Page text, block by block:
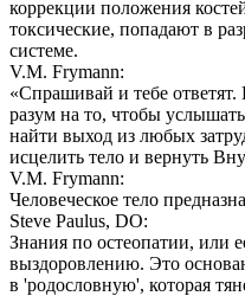
коррекции положения
токсические, попадают в
системе.
V.M. Frymann:
«Спрашивай и тебе
разум на то, чтобы
найти выход из любых
исцелить тело и вернуть
V.M. Frymann:
Человеческое тело
Steve Paulus, DO:
Знания по остеопатии, или
выздоровлению. Это
в 'родословную', которая